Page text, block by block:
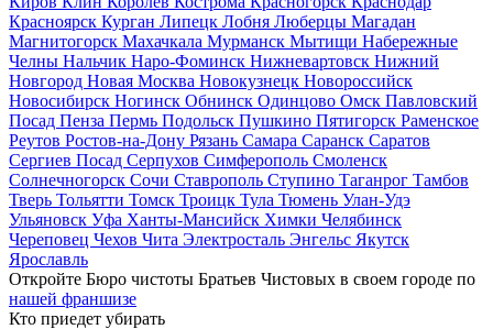
Красноярск Курган Липецк Лобня Люберцы Магадан
Магнитогорск Махачкала Мурманск Мытищи Набережные
Челны Нальчик Наро-Фоминск Нижневартовск Нижний
Новгород Новая Москва Новокузнецк Новороссийск
Новосибирск Ногинск Обнинск Одинцово Омск Павловский
Посад Пенза Пермь Подольск Пушкино Пятигорск Раменское
Реутов Ростов-на-Дону Рязань Самара Саранск Саратов
Сергиев Посад Серпухов Симферополь Смоленск
Солнечногорск Сочи Ставрополь Ступино Таганрог Тамбов
Тверь Тольятти Томск Троицк Тула Тюмень Улан-Удэ
Ульяновск Уфа Ханты-Мансийск Химки Челябинск
Череповец Чехов Чита Электросталь Энгельс Якутск
Ярославль
Откройте Бюро чистоты Братьев Чистовых в своем городе по
нашей франшизе
Кто приедет убирать